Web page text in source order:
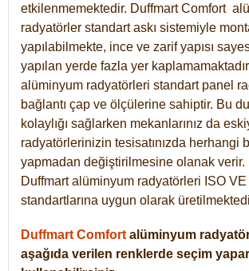
etkilenmemektedir. DuffmartComfort
radyatörler standart askı sistemiyle
yapılabilmekte, ince ve zarif yapısı
yapılan yerde fazla yer
alüminyum radyatörleri standart panel
bağlantı çap ve ölçülerine sahiptir. Bu
kolaylığı sağlarken mekanlarınız da
radyatörlerinizin tesisatınızda herhangi
yapmadan değiştirilmesine olanak verir.
Duffmart alüminyum radyatörleri ISO
standartlarına uygun olarak
Duffmart Comfort alüminyum
aşağıda verilen renklerde seçim